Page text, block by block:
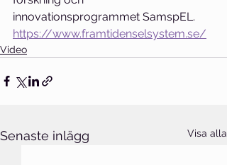
innovationsprogrammet SamspEL.
https://www.framtidenselsystem.se/
Video
Senaste inlägg Visa alla